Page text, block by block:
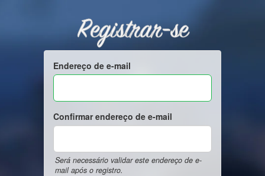
Registrar-se
Endereço de e-mail
Confirmar endereço de e-mail
Será necessário validar este endereço de e-
mail após o registro.